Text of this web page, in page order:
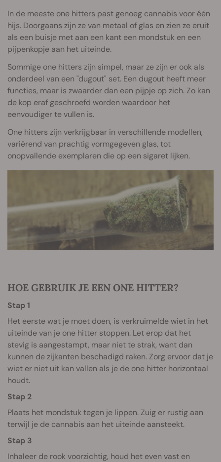
In de meeste one hitters past genoeg cannabis voor één
hijs. Doorgaans zijn ze van metaal of glas en zien ze eruit
als een buisje met aan een kant een mondstuk en een
pijpenkopje aan het uiteinde.
Sommige one hitters zijn simpel, maar ze zijn er ook als
onderdeel van een "dugout" set. Een dugout heeft meer
functies, maar is zwaarder dan een pijpje op zich. Zo kan
de kop eraf geschroefd worden waardoor het
eenvoudiger te vullen is.
One hitters zijn verkrijgbaar in verschillende modellen,
variërend van prachtig vormgegeven glas, tot
onopvallende exemplaren die op een sigaret lijken.
HOE GEBRUIK JE EEN ONE HITTER?
Stap 1
Het eerste wat je moet doen, is verkruimelde wiet in het
uiteinde van je one hitter stoppen. Let erop dat het
stevig is aangestampt, maar niet te strak, want dan
kunnen de zijkanten beschadigd raken. Zorg ervoor dat je
wiet er niet uit kan vallen als je de one hitter horizontaal
houdt.
Stap 2
Plaats het mondstuk tegen je lippen. Zuig er rustig aan
terwijl je de cannabis aan het uiteinde aansteekt.
Stap 3
Inhaleer de rook voorzichtig, houd het even vast en